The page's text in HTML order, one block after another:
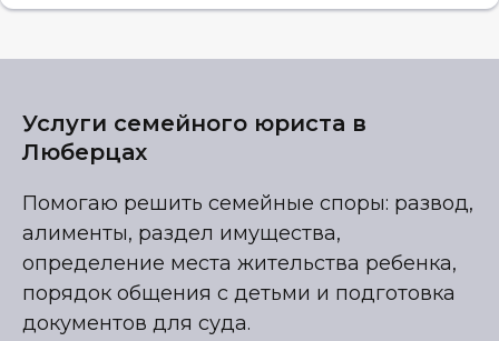
Услуги семейного юриста в
Люберцах
Помогаю решить семейные споры: развод,
алименты, раздел имущества,
определение места жительства ребенка,
порядок общения с детьми и подготовка
документов для суда.